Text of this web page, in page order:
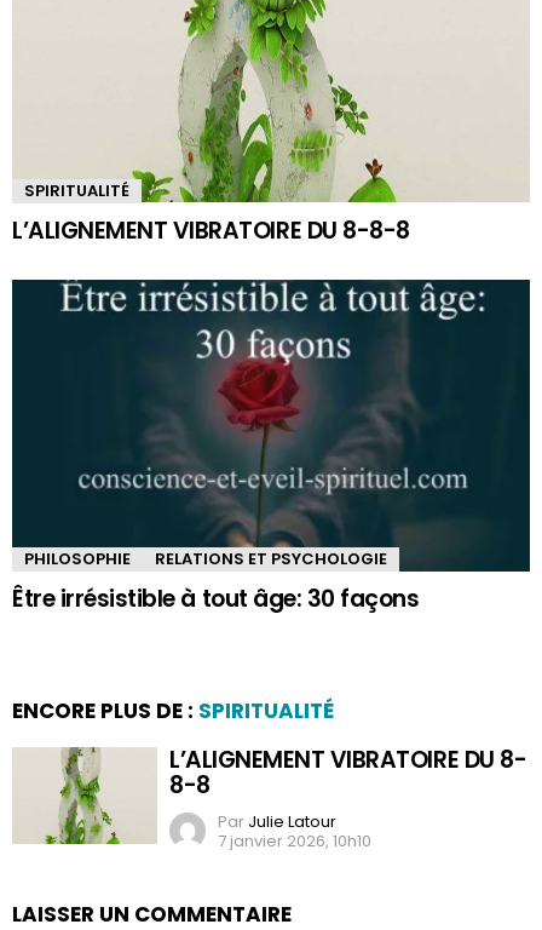
SPIRITUALITÉ
L’ALIGNEMENT VIBRATOIRE DU 8-8-8
PHILOSOPHIE RELATIONS ET PSYCHOLOGIE
Être irrésistible à tout âge: 30 façons
ENCORE PLUS DE : SPIRITUALITÉ
L’ALIGNEMENT VIBRATOIRE DU 8-
8-8
Par Julie Latour
7 janvier 2026, 10h10
LAISSER UN COMMENTAIRE